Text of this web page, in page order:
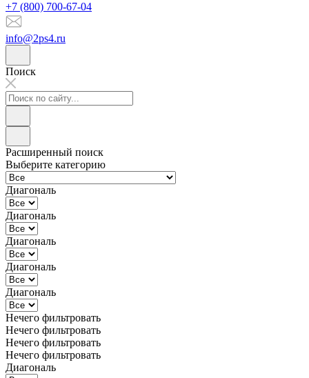
+7 (800) 700-67-04
info@2ps4.ru
Поиск
Расширенный поиск
Выберите категорию
Диагональ
Диагональ
Диагональ
Диагональ
Диагональ
Нечего фильтровать
Нечего фильтровать
Нечего фильтровать
Нечего фильтровать
Диагональ